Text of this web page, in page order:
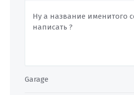
Ну а название именитого
написать ?
Garage